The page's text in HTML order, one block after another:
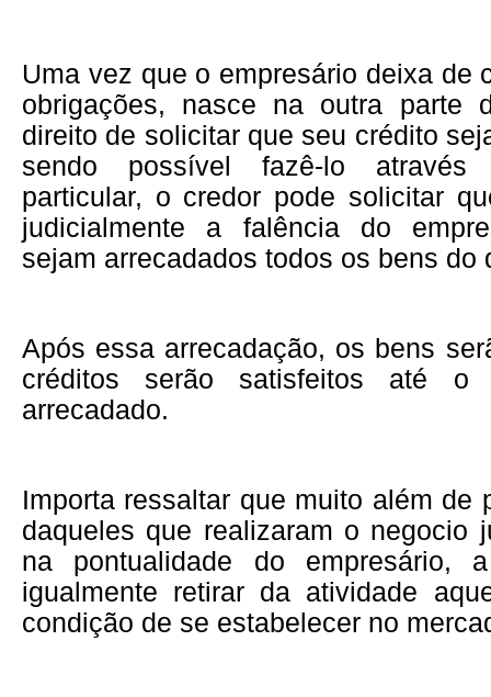
Uma vez que o empresário deixa de
obrigações, nasce na outra parte
direito de solicitar que seu crédito
sendo possível fazê-lo através
particular, o credor pode solicitar
judicialmente a falência do
sejam arrecadados todos os bens do
Após essa arrecadação, os bens
créditos serão satisfeitos até
arrecadado.
Importa ressaltar que muito além de
daqueles que realizaram o negocio
na pontualidade do empresário,
igualmente retirar da atividade
condição de se estabelecer no